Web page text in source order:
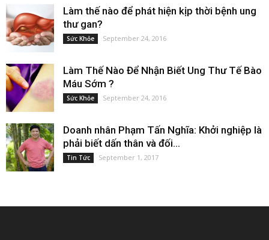
Làm thế nào để phát hiện kịp thời bệnh ung
thư gan?
Sức Khỏe September 24, 2016
Làm Thế Nào Để Nhận Biết Ung Thư Tế Bào
Máu Sớm ?
Sức Khỏe September 24, 2016
Doanh nhân Phạm Tấn Nghĩa: Khởi nghiệp là
phải biết dấn thân và đối...
Tin Tức September 1, 2017